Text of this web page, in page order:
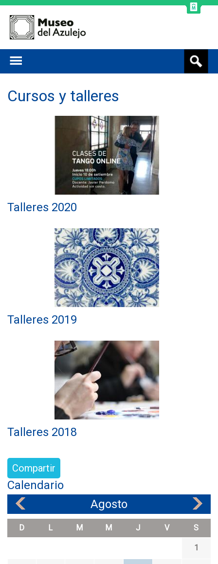
Cursos y talleres
Talleres 2020
Talleres 2019
Talleres 2018
Compartir
Calendario
Agosto
D L M M J V S
1
s